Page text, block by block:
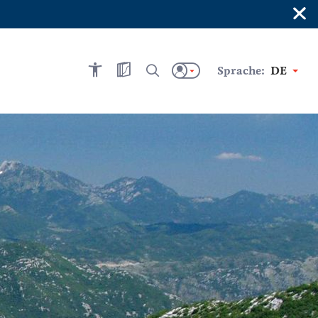
×
Sprache: DE